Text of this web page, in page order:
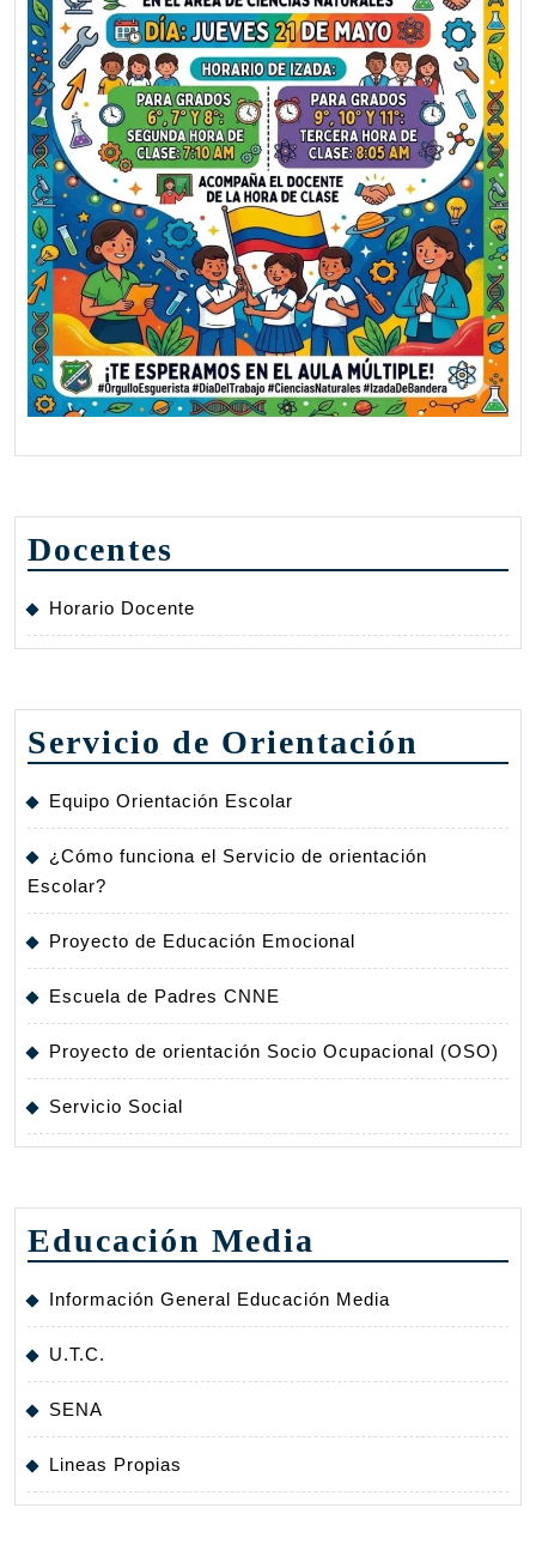
Docentes
Horario Docente
Servicio de Orientación
Equipo Orientación Escolar
¿Cómo funciona el Servicio de orientación
Escolar?
Proyecto de Educación Emocional
Escuela de Padres CNNE
Proyecto de orientación Socio Ocupacional (OSO)
Servicio Social
Educación Media
Información General Educación Media
U.T.C.
SENA
Lineas Propias